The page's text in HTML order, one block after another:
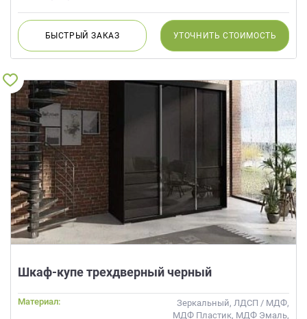
БЫСТРЫЙЗАКАЗ УТОЧНИТЬ СТОИМОСТЬ
Шкаф-купе трехдверный черный
Материал:
Зеркальный, ЛДСП / МДФ,
МДФ Пластик, МДФ Эмаль,